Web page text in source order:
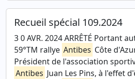
Recueil spécial 109.2024
3 0 AVR. 2024 ARRÊTÉ Portant
59°TM rallye Antibes Côte
Président de l'association
Antibes Juan Les Pins, à l'effet